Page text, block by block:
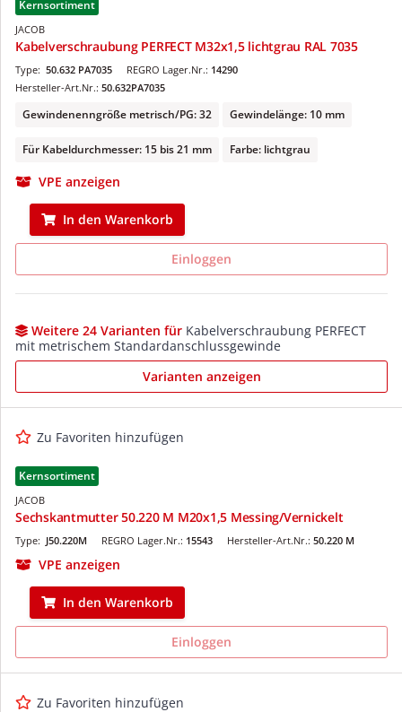
Kernsortiment
JACOB
Kabelverschraubung PERFECT M32x1,5 lichtgrau RAL 7035
REGRO Lager.Nr.: 14290
Type: 50.632 PA7035
Hersteller-Art.Nr.: 50.632PA7035
Gewindenenngröße metrisch/PG: 32 Gewindelänge: 10 mm
Für Kabeldurchmesser: 15 bis 21 mm Farbe: lichtgrau
VPE anzeigen
In den Warenkorb
Einloggen
Weitere 24 Varianten für Kabelverschraubung PERFECT
mit metrischem Standardanschlussgewinde
Varianten anzeigen
Zu Favoriten hinzufügen
Kernsortiment
JACOB
Sechskantmutter 50.220 M M20x1,5 Messing/Vernickelt
REGRO Lager.Nr.: 15543
Type: J50.220M Hersteller-Art.Nr.: 50.220 M
VPE anzeigen
In den Warenkorb
Einloggen
Zu Favoriten hinzufügen